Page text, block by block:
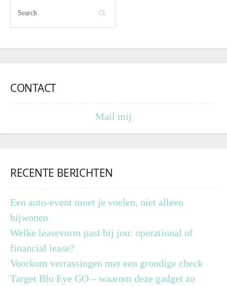
CONTACT
Mail mij
RECENTE BERICHTEN
Een auto-event moet je voelen, niet alleen
bijwonen
Welke leasevorm past bij jou: operational of
financial lease?
Voorkom verrassingen met een grondige check
Target Blu Eye GO – waarom deze gadget zo